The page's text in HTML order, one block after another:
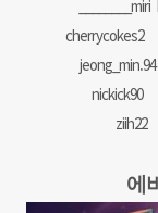
________miri
cherrycokes2
jeong_min.94
nickick90
ziih22
에